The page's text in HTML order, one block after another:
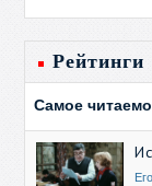
Рейтинги
Самое